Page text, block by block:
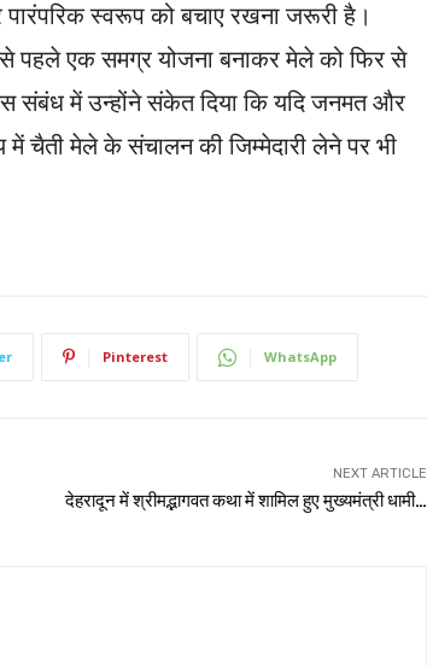
स्वरूप को बचाए रखना जरूरी है।
पहले एक समग्र योजना बनाकर मेले को फिर से
संबंध में उन्होंने संकेत दिया कि यदि जनमत और
चैती मेले के संचालन की जिम्मेदारी लेने पर भी
Pinterest WhatsApp
NEXT ARTICLE
देहरादून में श्रीमद्भागवत कथा में शामिल हुए मुख्यमंत्री धामी…